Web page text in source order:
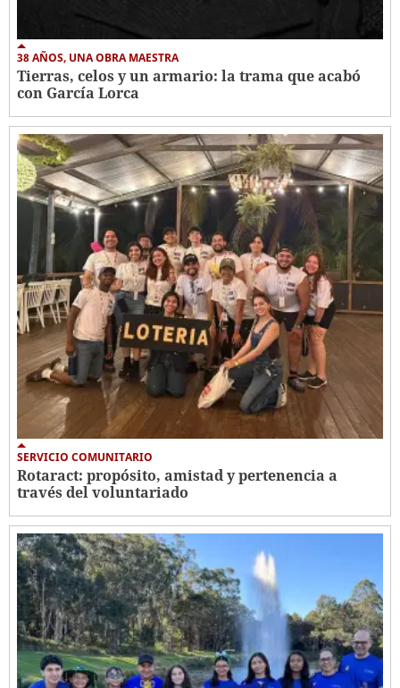
38 AÑOS, UNA OBRA MAESTRA
Tierras, celos y un armario: la trama que acabó
con García Lorca
SERVICIO COMUNITARIO
Rotaract: propósito, amistad y pertenencia a
través del voluntariado